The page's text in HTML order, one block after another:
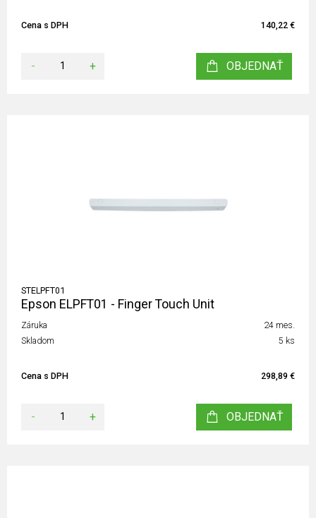
Cena s DPH 140,22 €
- + OBJEDNAŤ
STELPFT01
Epson ELPFT01 - Finger Touch Unit
Záruka
24 mes.
Skladom
5 ks
Cena s DPH 298,89 €
- + OBJEDNAŤ